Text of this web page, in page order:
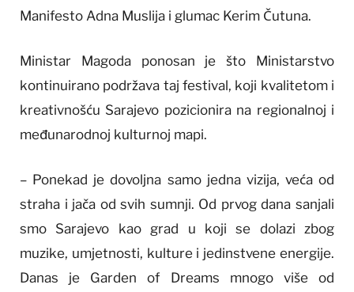
Manifesto Adna Muslija i glumac Kerim Čutuna.
Ministar Magoda ponosan je što Ministarstvo
kontinuirano podržava taj festival, koji kvalitetom i
kreativnošću Sarajevo pozicionira na regionalnoj i
međunarodnoj kulturnoj mapi.
– Ponekad je dovoljna samo jedna vizija, veća od
straha i jača od svih sumnji. Od prvog dana sanjali
smo Sarajevo kao grad u koji se dolazi zbog
muzike, umjetnosti, kulture i jedinstvene energije.
Danas je Garden of Dreams mnogo više od